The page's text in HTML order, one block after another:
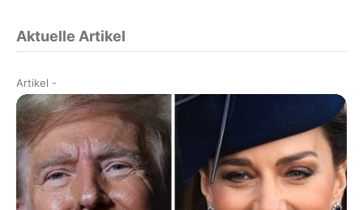
Aktuelle Artikel
Artikel -